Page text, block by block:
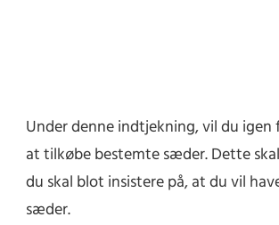
Under denne indtjekning, vil du igen
at tilkøbe bestemte sæder. Dette
du skal blot insistere på, at du vil
sæder.